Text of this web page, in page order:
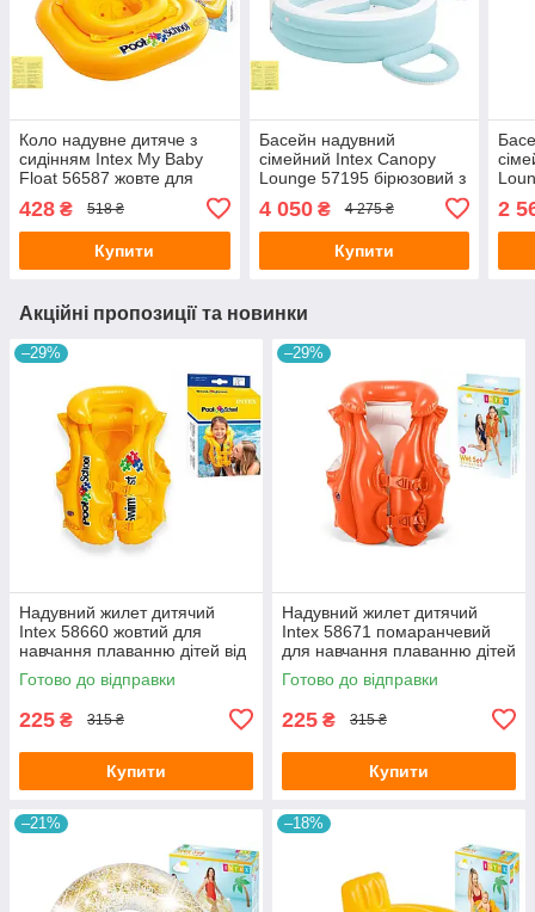
Коло надувне дитяче з
сидінням Intex My Baby
Float 56587 жовте для
малюків від 1-2 років з
латкою 79х79 см
428 ₴ 518 ₴
Купити
Басейн надувний
сімейний Intex Canopy
Lounge 57195 бірюзовий з
латкою 277х221х137 см
4 050₴ 4 275 ₴
Купити
2
Акційні пропозиції та новинки
–29%
Надувний жилет дитячий
Intex 58660 жовтий для
навчання плаванню дітей від
3-6 років 50х47 см
Готово до відправки
225 ₴ 315 ₴
Купити
–29%
Надувний жилет дитячий
Intex 58671 помаранчевий
для навчання плаванню дітей
від 3-6 років 50х47 см
Готово до відправки
225 ₴ 315 ₴
Купити
–21% –18%